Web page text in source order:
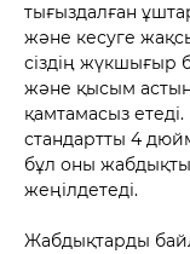
тығыздалған
және кесуге
сіздің жүкшығыр
және қысым
қамтамасыз
стандартты 4
бұл оны
жеңілдетеді.
Жабдықтарды